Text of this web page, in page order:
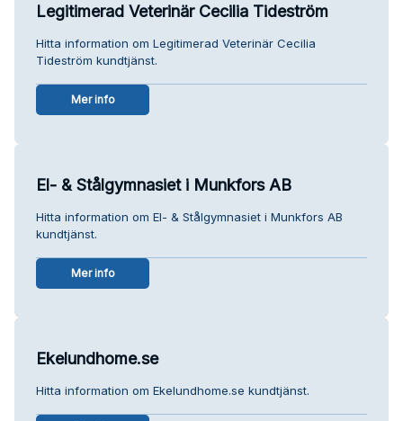
Legitimerad Veterinär Cecilia Tideström
Hitta information om Legitimerad Veterinär Cecilia
Tideström kundtjänst.
Mer info
El- & Stålgymnasiet i Munkfors AB
Hitta information om El- & Stålgymnasiet i Munkfors AB
kundtjänst.
Mer info
Ekelundhome.se
Hitta information om Ekelundhome.se kundtjänst.